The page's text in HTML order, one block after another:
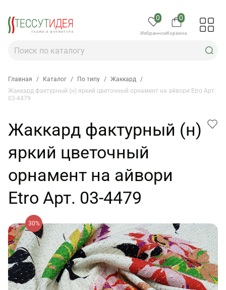
0
Избранное
0
Корзина
Главная / Каталог / По типу / Жаккард /
Жаккард фактурный (н) яркий цветочный орнамент на айвори Etro Арт.
03-4479
Жаккард фактурный (н)
яркий цветочный
орнамент на айвори
Etro Арт. 03-4479
30%